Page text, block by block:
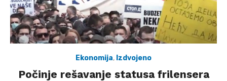
Ekonomija, Izdvojeno
Počinje rešavanje statusa frilensera